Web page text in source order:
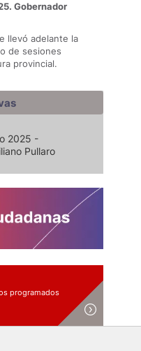
Gobernador
llevó adelante la
de sesiones
provincial.
2025 -
Pullaro
programados